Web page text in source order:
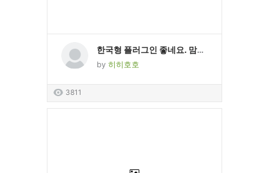
한국형 플러그인 좋네요. 맘에 들어요 테스트 테스트
by 히히호호
3811